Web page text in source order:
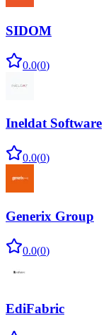
SIDOM
0.0(0)
Ineldat Software
0.0(0)
Generix Group
0.0(0)
EdiFabric